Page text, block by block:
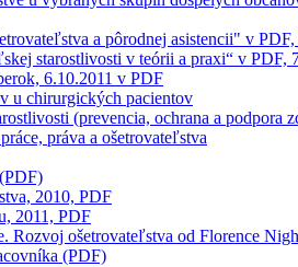
a pôrodnej asistencii" v
starostlivosti v teórii a praxi“ v PDF,
6.10.2011 v PDF
u chirurgických pacientov
(prevencia, ochrana a podpora
práva a ošetrovateľstva
2010, PDF
2011, PDF
ošetrovateľstva od Florence
(PDF)